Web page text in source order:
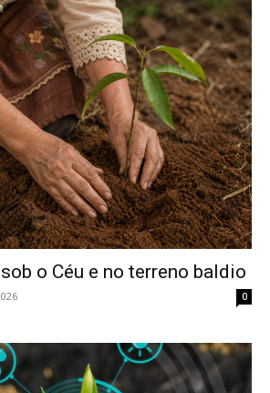
o Céu e no terreno baldio
0